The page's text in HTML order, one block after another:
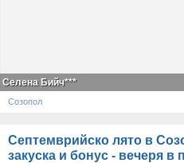
Селена Бийч***
Созопол
Септемврийско лято в
закуска и бонус - вечеря